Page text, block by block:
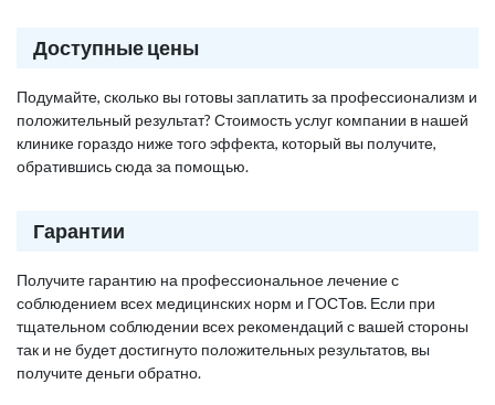
Доступные цены
Подумайте, сколько вы готовы заплатить за профессионализм и
положительный результат? Стоимость услуг компании в нашей
клинике гораздо ниже того эффекта, который вы получите,
обратившись сюда за помощью.
Гарантии
Получите гарантию на профессиональное лечение с
соблюдением всех медицинских норм и ГОСТов. Если при
тщательном соблюдении всех рекомендаций с вашей стороны
так и не будет достигнуто положительных результатов, вы
получите деньги обратно.